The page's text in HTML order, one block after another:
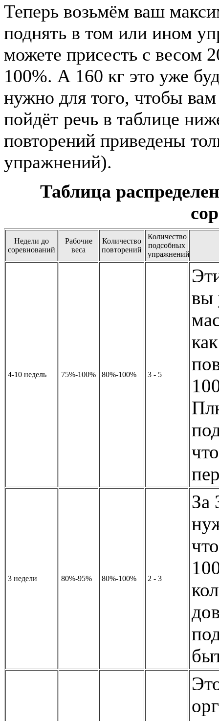
Теперь возьмём ваш
поднять в том или ином
можете присесть с весом
100%. А 160 кг это уже
нужно для того, чтобы
пойдёт речь в таблице
повторений приведены
упражнений).
Таблица
Недели до
соревнований
Рабочие
веса
Количество
повторений
Количество
подсобных
упражнений
4-10 недель 75%-100% 80%-100% 3 - 5
вы
3 недели 80%-95% 80%-100% 2 - 3
За